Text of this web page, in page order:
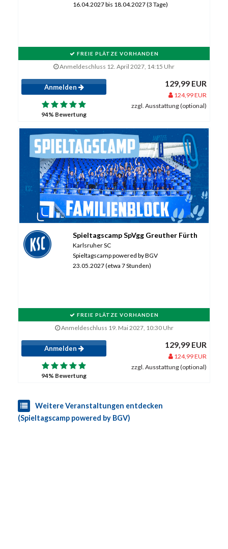
16.04.2027 bis 18.04.2027 (3 Tage)
FREIE PLÄTZE VORHANDEN
Anmeldeschluss 12. April 2027, 14:15 Uhr
Anmelden
94% Bewertung
129,99 EUR
124,99 EUR
zzgl. Ausstattung (optional)
Spieltagscamp SpVgg Greuther Fürth
Karlsruher SC
Spieltagscamp powered by BGV
23.05.2027 (etwa 7 Stunden)
FREIE PLÄTZE VORHANDEN
Anmeldeschluss 19. Mai 2027, 10:30 Uhr
Anmelden
94% Bewertung
129,99 EUR
124,99 EUR
zzgl. Ausstattung (optional)
Weitere Veranstaltungen entdecken
(Spieltagscamp powered by BGV)